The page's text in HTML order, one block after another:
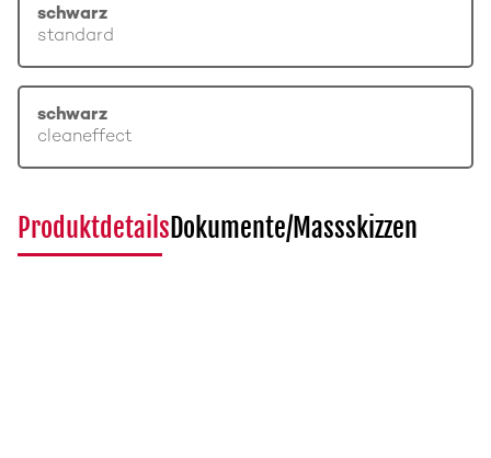
schwarz
standard
schwarz
cleaneffect
ProduktdetailsDokumente/Massskizzen